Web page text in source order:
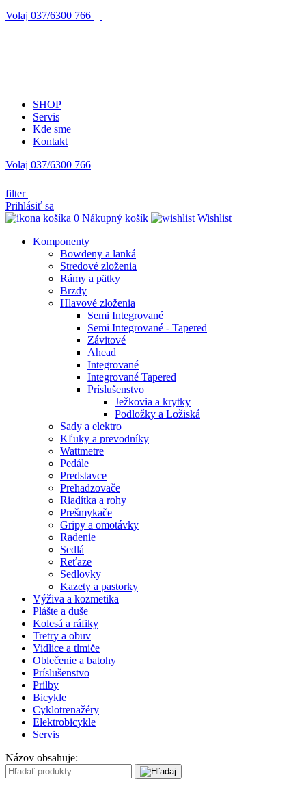
Volaj 037/6300 766
SHOP
Servis
Kde sme
Kontakt
Volaj 037/6300 766
filter
Prihlásiť sa
0 Nákupný košík
Wishlist
Komponenty
Bowdeny a lanká
Stredové zloženia
Rámy a pätky
Brzdy
Hlavové zloženia
Semi Integrované
Semi Integrované - Tapered
Závitové
Ahead
Integrované
Integrované Tapered
Príslušenstvo
Ježkovia a krytky
Podložky a Ložiská
Sady a elektro
Kľuky a prevodníky
Wattmetre
Pedále
Predstavce
Prehadzovače
Riadítka a rohy
Prešmykače
Gripy a omotávky
Radenie
Sedlá
Reťaze
Sedlovky
Kazety a pastorky
Výživa a kozmetika
Plášte a duše
Kolesá a ráfiky
Tretry a obuv
Vidlice a tlmiče
Oblečenie a batohy
Príslušenstvo
Prilby
Bicykle
Cyklotrenažéry
Elektrobicykle
Servis
Názov obsahuje: